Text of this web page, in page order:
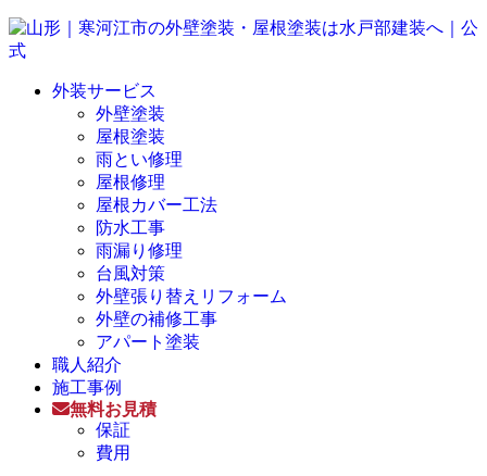
外装サービス
外壁塗装
屋根塗装
雨とい修理
屋根修理
屋根カバー工法
防水工事
雨漏り修理
台風対策
外壁張り替えリフォーム
外壁の補修工事
アパート塗装
職人紹介
施工事例
無料お見積
保証
費用